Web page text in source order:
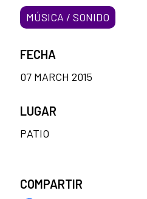
MÚSICA / SONIDO
FECHA
07 MARCH 2015
LUGAR
PATIO
COMPARTIR